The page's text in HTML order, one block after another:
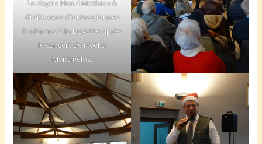
Le doyen Henri Mathieu à
droite avec d’autres jeunes
fanfarons à la buvette après
le concert de Noël à
Montmelas.